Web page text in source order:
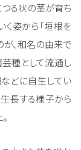
つる状の茎が育ち
く姿から「垣根を
が、和名の由来で
芸種として流通し
どに自生してい
生長する様子から